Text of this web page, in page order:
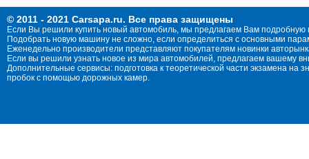
© 2011 - 2021 Carsapa.ru. Все права защищены
Если Вы решили купить новый автомобиль, мы предлагаем Вам
Подобрать новую машину не сложно, если определиться с основными
Еженедельно производители представляют покупателям новинки
Если вы решили узнать новое из мира автомобилей, предлагаем вашему
Дополнительные сервисы: подготовка к теоретической части экзамена
пробок с помощью дорожных камер.